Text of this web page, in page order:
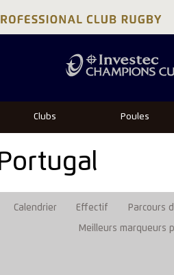
Clubs Poules
Portugal
Calendrier Effectif Parcours
Meilleurs marqueurs